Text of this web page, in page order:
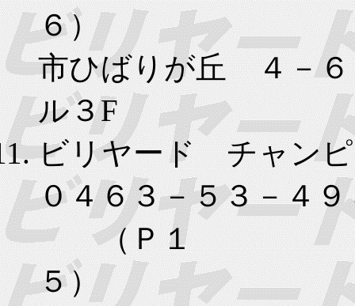
６
市ひばりが丘 ４－
ル３F
ビリヤード チャン
０４６３－５３－４９
（Ｐ１
５）